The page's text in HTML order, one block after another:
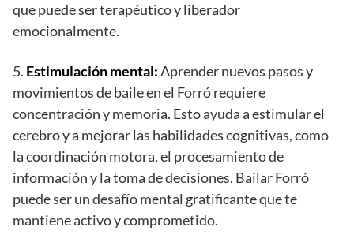
que puede ser terapéutico y liberador
emocionalmente.
5. Estimulación mental:Aprender nuevos pasos y
movimientos de baile en el Forró requiere
concentración y memoria. Esto ayuda a estimular el
cerebro y a mejorar las habilidades cognitivas, como
la coordinación motora, el procesamiento de
información y la toma de decisiones. Bailar Forró
puede ser un desafío mental gratificante que te
mantiene activo y comprometido.